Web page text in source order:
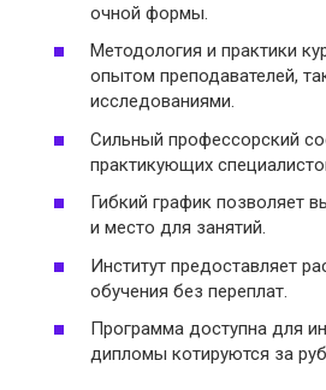
очной формы.
Методология и практики
опытом преподавателей,
исследованиями.
Сильный профессорский
практикующих
Гибкий график позволяет
и место для занятий.
Институт предоставляет
обучения без переплат.
Программа доступна для
дипломы котируются за